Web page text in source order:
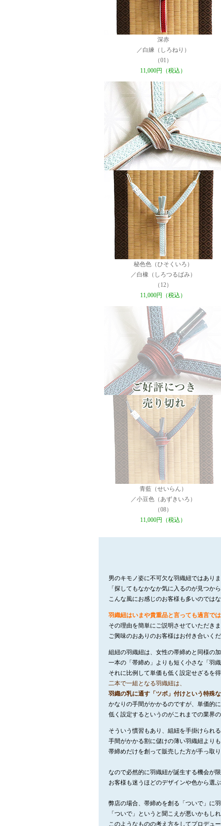
深赤
／白練（しろねり）
（01）
11,000円（税込）
秘色色（ひそくいろ）
／白橡（しろつるばみ）
（12）
11,000円（税込）
青藍（せいらん）
／小豆色（あずきいろ）
（08）
11,000円（税込）
男のキモノ姿に不可欠な羽織紐ではあり
「探してもなかなか気に入るのが見つか
こんな風にお感じのお客様も多いのでは
羽織紐はいまや貴重品と言っても過言で
その理由を簡単にご説明させていただき
ご興味のおありのお客様はお付き合いく
組紐の羽織紐は、女性の帯締めと同様の
一本の「帯締め」よりも短く小さな「羽
それに比例して単価も低く設定せざるを
二本で一組となる羽織紐は、
羽織の乳に通す「ツボ」付けという特殊
かなりの手間がかかるのですが、単価的
低く設定するというのがこれまでの業界
そういう慣習もあり、組紐を手掛けられ
手間がかかる割に儲けの薄い羽織紐よりも
帯締めだけを創って販売した方が手っ取
なので必然的に羽織紐が誕生する機会が
お客様も迷うほどのデザインや色から選
弊店の場合、帯締めを創る「ついで」に
「ついで」というと聞こえが悪いかもし
このようなものの考え方をしてプロデュ